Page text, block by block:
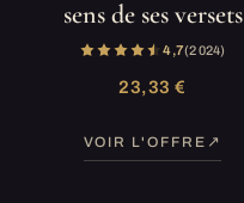
sens de ses versets
4,7(2 024)
23,33 €
VOIR L'OFFRE